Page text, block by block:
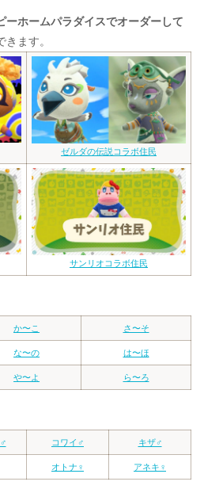
ーホームパラダイスでオーダーして
ます。
ゼルダの伝説コラボ住民
サンリオコラボ住民
か〜こ さ〜そ
な〜の は〜ほ
や〜よ ら〜ろ
コワイ♂ キザ♂
オトナ♀ アネキ♀